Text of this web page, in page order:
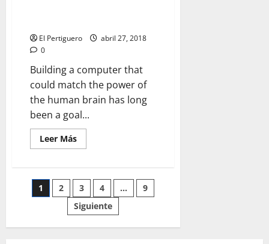
El Pertiguero
abril 27, 2018
0
Building a computer that
could match the power of
the human brain has long
been a goal...
Leer MásLeer
más
Are
Taking
Over
the
World
Comedy
Paginación
1 2 3 4 …
9
Siguiente